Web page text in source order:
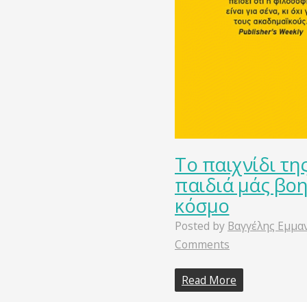
To παιχνίδι
παιδιά μάς
κόσμο
Posted by Βαγγέλης
Comments
Read More